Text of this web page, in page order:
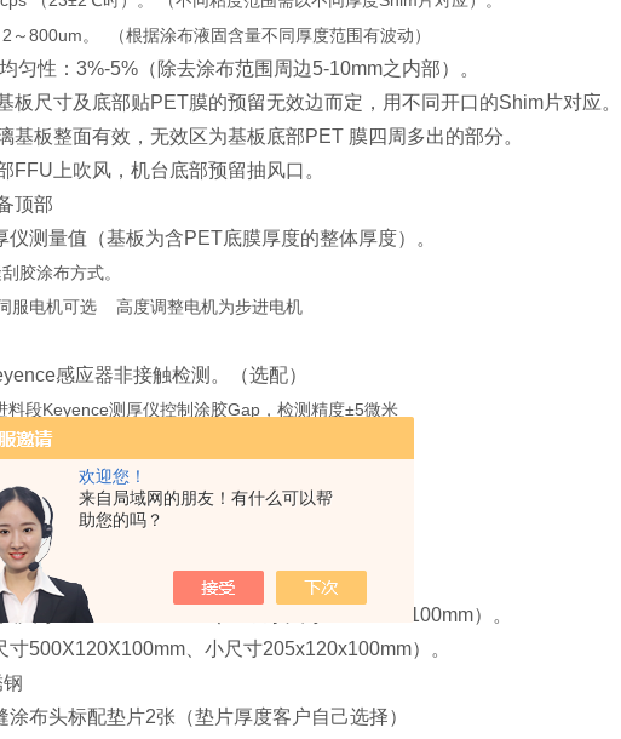
欢迎您！
来自局域网的朋友！有什么可以帮
助您的吗？
2～800um。 （根据涂布液固含量不同厚度范围有波动）
匀性：3%-5%（除去涂布范围周边5-10mm之内部）。
板尺寸及底部贴PET膜的预留无效边而定，用不同开口的Shim片对应。
基板整面有效，无效区为基板底部PET 膜四周多出的部分。
FFU上吹风，机台底部预留抽风口。
顶部
测量值（基板为含PET底膜厚度的整体厚度）。
胶涂布方式。
服电机可选 高度调整电机为步进电机
感应器非接触检测。（选配）
料段Keyence测厚仪控制涂胶Gap，检测精度±5微米
。
真空平台。
。
工作
不锈钢
尺寸500X120X100mm
205x120x100mm）。
寸500X120X100mm、小尺寸205x120x100mm）。
布头标配垫片2张（垫片厚度客户自己选择）